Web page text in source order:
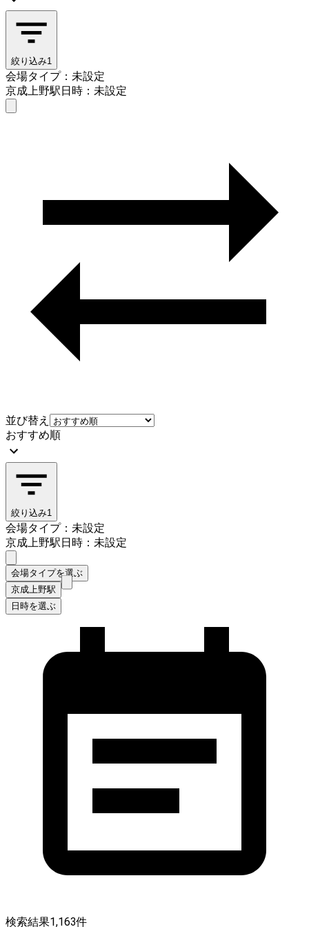
絞り込み1
会場タイプ：未設定
京成上野駅日時：未設定
並び替え
おすすめ順
絞り込み1
会場タイプ：未設定
京成上野駅日時：未設定
会場タイプを選ぶ
京成上野駅
日時を選ぶ
検索結果1,163件